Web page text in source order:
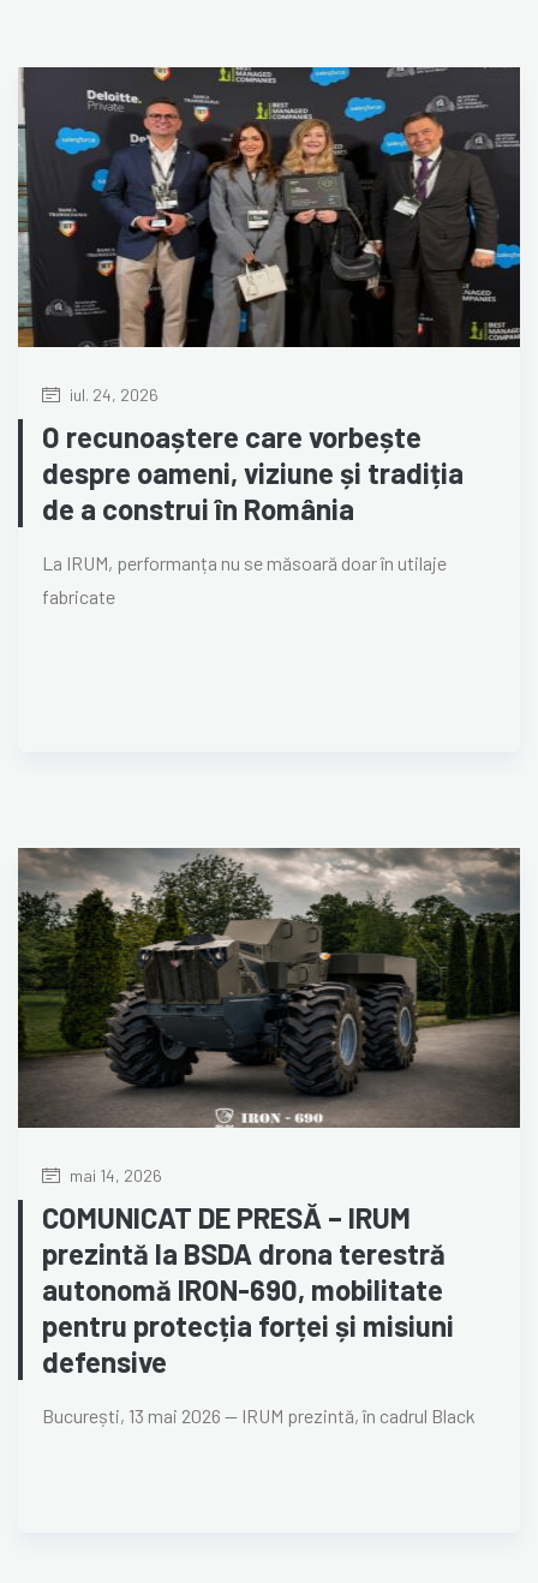
iul. 24, 2026
O recunoaștere care vorbește
despre oameni, viziune și tradiția
de a construi în România
La IRUM, performanța nu se măsoară doar în utilaje
fabricate
mai 14, 2026
COMUNICAT DE PRESĂ – IRUM
prezintă la BSDA drona terestră
autonomă IRON-690, mobilitate
pentru protecția forței și misiuni
defensive
București, 13 mai 2026 — IRUM prezintă, în cadrul Black